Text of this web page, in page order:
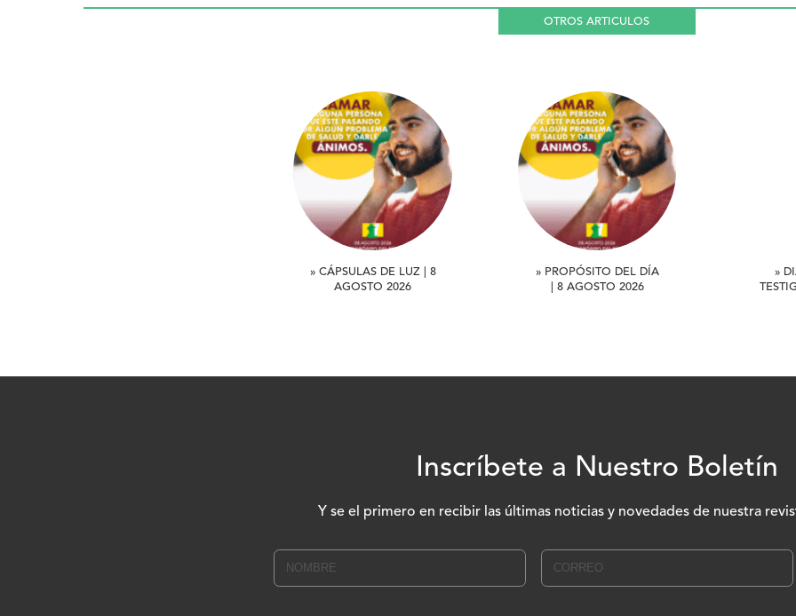
OTROS ARTICULOS
» CÁPSULAS DE LUZ | 8
AGOSTO 2026
» PROPÓSITO DEL DÍA
| 8 AGOSTO 2026
»
Inscríbete a Nuestro Boletín
Y se el primero en recibir las últimas noticias y novedades de nuestra